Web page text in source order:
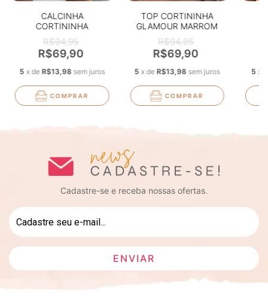
CALCINHA
CORTININHA
GLAMOUR OFFWHITE
TEXTURIZADO
R$94,95
R$69,90
5 x de R$13,98 sem juros
COMPRAR
TOP CORTININHA
GLAMOUR MARROM
TEXTURIZADO
R$94,95
R$69,90
5 x de R$13,98 sem juros
COMPRAR
5 x
Cadastre-se e receba nossas ofertas.